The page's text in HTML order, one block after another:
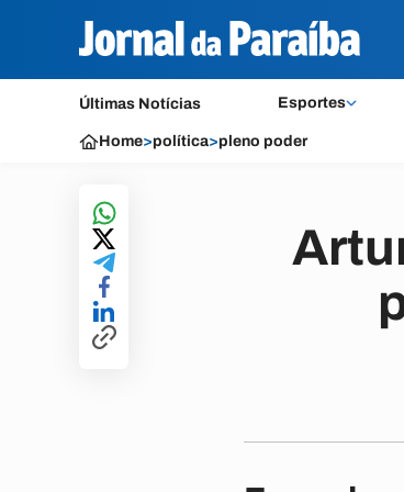
Últimas Notícias Esportes
Home>política>pleno poder